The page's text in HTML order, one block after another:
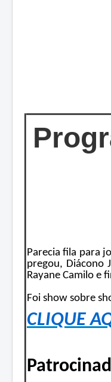
Parecia fila para
pregou, Diácono
Rayane Camilo e
Foi show sobre
CLIQUE